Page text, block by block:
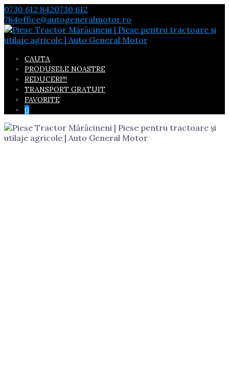
Skip
to
content
0730 612 8420730 612
784office@autogeneralmotor.ro
CAUTA
PRODUSELE NOASTRE
REDUCERI!!!
TRANSPORT GRATUIT
FAVORITE
0